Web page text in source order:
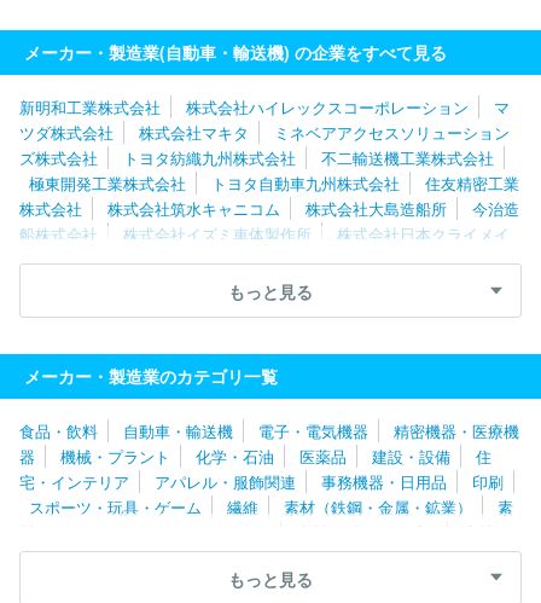
ヨタ自動車九州株式会社
メーカー・製造業(自動車・輸送機) の企業をすべて見る
新明和工業株式会社 株式会社ハイレックスコーポレーション
マ
ツダ株式会社
株式会社マキタ
ミネベアアクセスソリューション
ズ株式会社
トヨタ紡織九州株式会社
不二輸送機工業株式会社
極東開発工業株式会社
トヨタ自動車九州株式会社
住友精密工業
株式会社
株式会社筑水キャニコム 株式会社大島造船所
今治造
船株式会社
株式会社イズミ車体製作所
株式会社日本クライメイ
トシステムズ
株式会社ベルソニカ
アイシン・エィ・ダブリュ株
ニデックモビリティ株式会社
オージーケー技研株式会社
トヨタ自動車株式会社
サカイサイクル株式会社
株式会社エフ・
シー・シー
ＮＳＫワーナー株式会社
日本トレクス株式会社
株式会社アドヴィックス
パナソニックサ
イクルテック株式会社
山清工業株式会社
フジオーゼックス株式
会社
トヨタ紡織株式会社 トヨタ車体株式会社
アイシン化工株
式会社
株式会社松永製作所
ヤマハモーターエレクトロニクス株
ジヤトコ株式会社
もっと見る
メーカー・製造業のカテゴリ一覧
食品・飲料 自動車・輸送機 電子・電気機器
精密機器・医療機
器
機械・プラント 化学・石油 医薬品 建設・設備
住
宅・インテリア
アパレル・服飾関連 事務機器・日用品
印刷
スポーツ・玩具・ゲーム
繊維 素材（鉄鋼・金属・鉱業）
素
材（ゴム・ガラス・セラミックス）
素材（紙・パルプ）
素材
（その他）
農林・水産 たばこ・飼料 その他
もっと見る